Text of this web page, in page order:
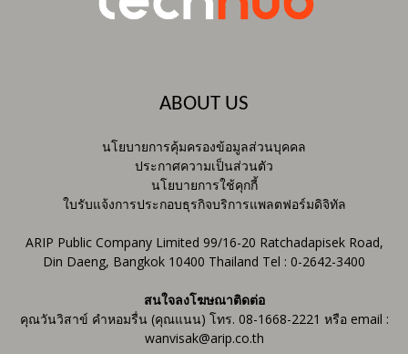
ABOUT US
นโยบายการคุ้มครองข้อมูลส่วนบุคคล
ประกาศความเป็นส่วนตัว
นโยบายการใช้คุกกี้
ใบรับแจ้งการประกอบธุรกิจบริการแพลตฟอร์มดิจิทัล
ARIP Public Company Limited 99/16-20 Ratchadapisek Road,
Din Daeng, Bangkok 10400 Thailand Tel : 0-2642-3400
สนใจลงโฆษณาติดต่อ
คุณวันวิสาข์ คำหอมรื่น (คุณแนน) โทร. 08-1668-2221 หรือ email :
wanvisak@arip.co.th